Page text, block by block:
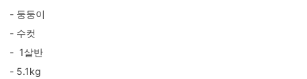
- 둥둥이
- 수컷
- 1살반
- 5.1kg